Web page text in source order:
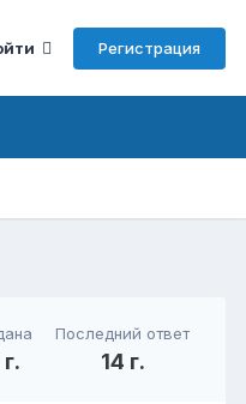
Регистрация
Последний ответ
14 г.